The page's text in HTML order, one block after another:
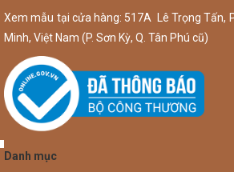
Xem mẫu tại cửa hàng: 517A Lê Trọng Tấn,
Minh, Việt Nam (P. Sơn Kỳ, Q. Tân Phú cũ)
Danh mục